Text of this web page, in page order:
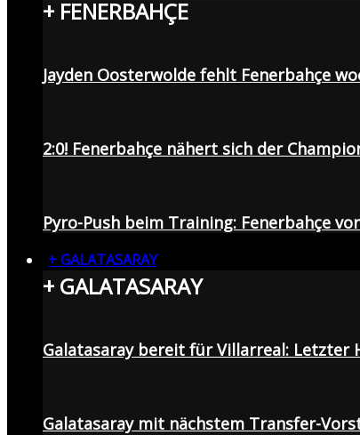
+ FENERBAHÇE
Jayden Oosterwolde fehlt Fenerbahçe
2:0! Fenerbahçe nähert sich der
Pyro-Push beim Training: Fenerbahçe
+ GALATASARAY
+ GALATASARAY
Galatasaray bereit für Villarreal: Letzter
Galatasaray mit nächstem Transfer-